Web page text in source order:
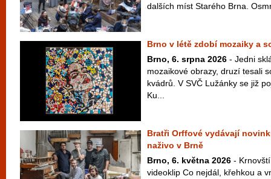
dalších míst Starého Brna.
Brno v létě zdobí mozaiky a
Brno, 6. srpna 2026 - Jedni
mozaikové obrazy, druzí tesali
kvádrů. V SVČ Lužánky se již
Ku...
Bratři Orffové vydávají
naživo v Brně
Brno, 6. května 2026 -
videoklip Co nejdál, křehkou a